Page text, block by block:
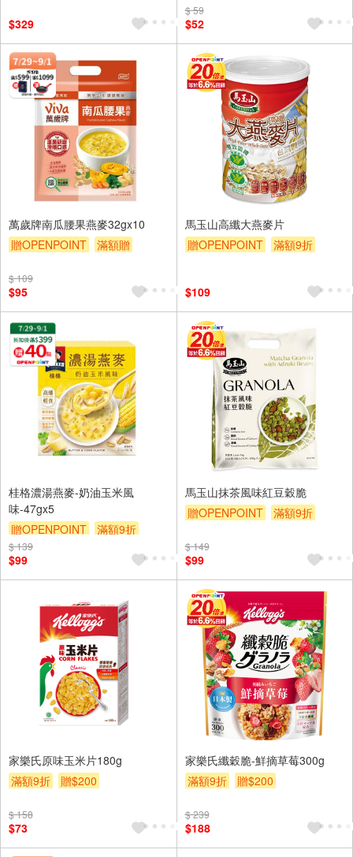
$329
$ 59
$52
萬歲牌南瓜腰果燕麥32gx10
贈OPENPOINT
滿額贈
$ 109
$95
馬玉山高纖大燕麥片
贈OPENPOINT
滿額9折
$109
桂格濃湯燕麥-奶油玉米風
味-47gx5
贈OPENPOINT
滿額9折
贈$200
$ 139
$99
馬玉山抹茶風味紅豆穀脆
贈OPENPOINT
滿額9折
$ 149
$99
家樂氏原味玉米片180g
滿額9折
贈$200
$ 158
$73
家樂氏纖穀脆-鮮摘草莓300g
滿額9折
贈$200
$ 239
$188